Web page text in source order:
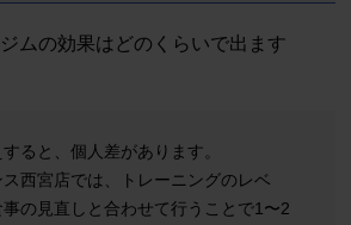
ムの効果はどのくらいで出ます
ると、個人差があります。
西宮店では、トレーニングのレベ
事の見直しと合わせて行うことで1〜2